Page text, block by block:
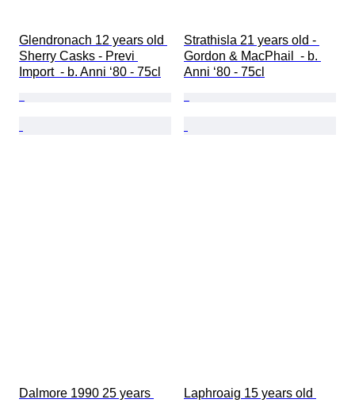
Glendronach 12 years old
Sherry Casks - Previ
Import  - b. Anni ‘80 - 75cl
Strathisla 21 years old -
Gordon & MacPhail  - b.
Anni ‘80 - 75cl
Dalmore 1990 25 years
Laphroaig 15 years old